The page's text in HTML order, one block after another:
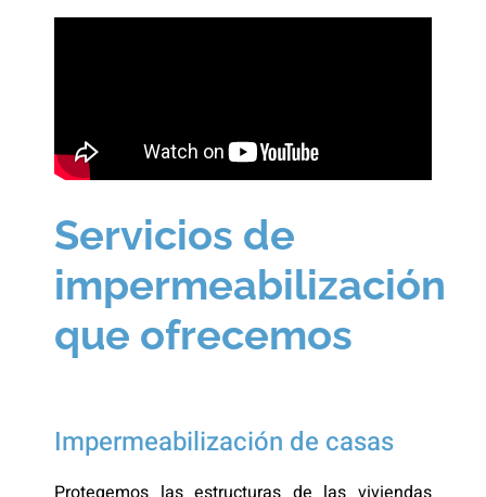
Servicios de
impermeabilización
que ofrecemos
Impermeabilización de casas